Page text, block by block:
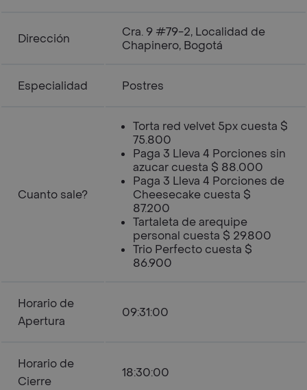
Dirección
Cra. 9 #79-2, Localidad de
Chapinero, Bogotá
Especialidad Postres
Cuanto sale?
Torta red velvet 5px cuesta $
75.800
Paga 3 Lleva 4 Porciones sin
azucar cuesta $ 88.000
Paga 3 Lleva 4 Porciones de
Cheesecake cuesta $
87.200
Tartaleta de arequipe
personal cuesta $ 29.800
Trio Perfecto cuesta $
86.900
Horario de
Apertura
09:31:00
Horario de
Cierre
18:30:00